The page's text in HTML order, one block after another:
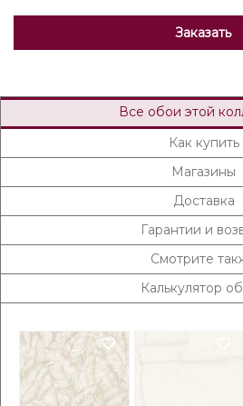
Заказать
Все обои этой
Как купить
Магазины
Доставка
Гарантии и
Смотрите
Калькулятор